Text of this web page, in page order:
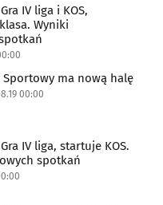
IV liga i KOS,
Wyniki
Sportowy ma nową halę
00:00
IV liga, startuje KOS.
spotkań